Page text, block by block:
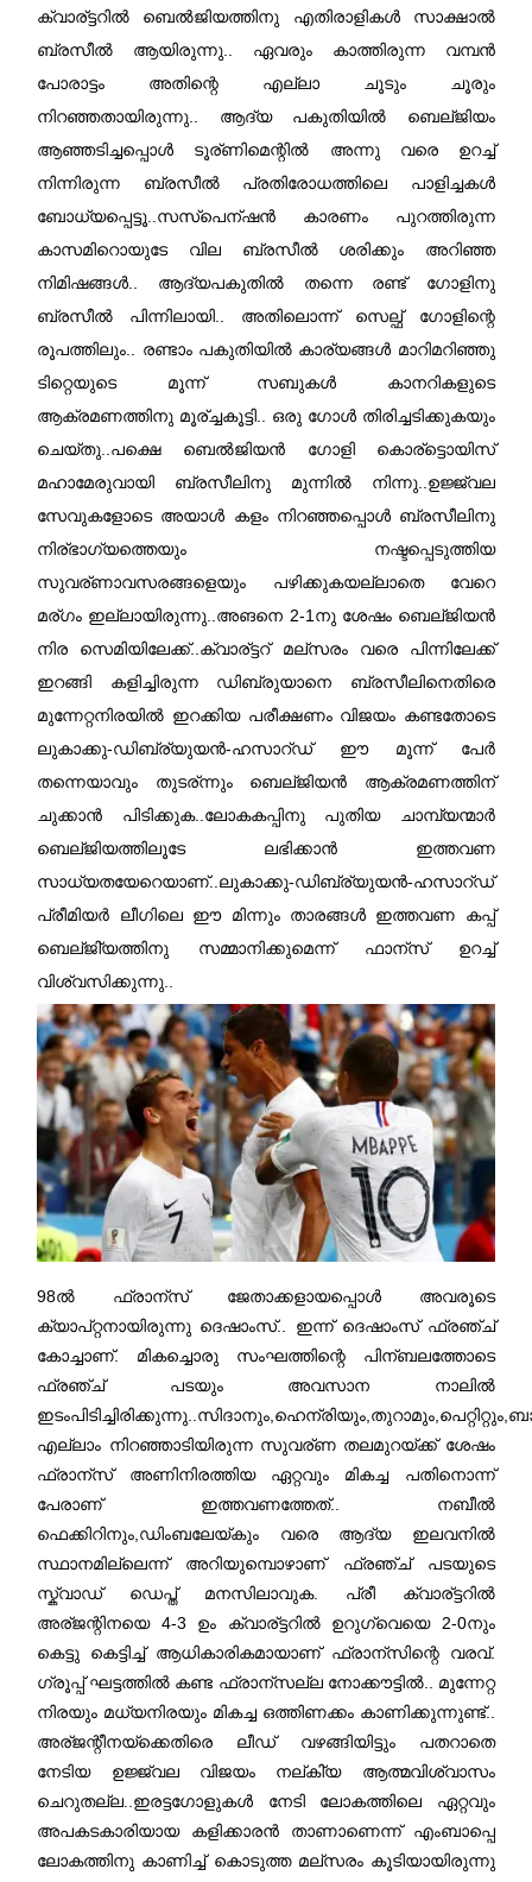
ക്വാര്ട്ടറില്‍ ബെല്‍ജിയത്തിനു എതിരാളികള്‍ സാക്ഷാല്‍
ബ്രസീല്‍ ആയിരുന്നു.. ഏവരും കാത്തിരുന്ന വമ്പന്‍
പോരാട്ടം അതിന്റെ എല്ലാ ചൂടും ചൂരും
നിറഞ്ഞതായിരുന്നു.. ആദ്യ പകുതിയില്‍ ബെല്ജിയം
ആഞ്ഞടിച്ചപ്പൊള്‍ ടൂര്ണിമെന്റില്‍ അന്നു വരെ ഉറച്ച്
നിന്നിരുന്ന ബ്രസീല്‍ പ്രതിരോധത്തിലെ പാളിച്ചകള്‍
ബോധ്യപ്പെട്ടൂ..സസ്പെന്ഷന്‍ കാരണം പുറത്തിരുന്ന
കാസമിറൊയുടേ വില ബ്രസീല്‍ ശരിക്കും അറിഞ്ഞ
നിമിഷങ്ങള്‍.. ആദ്യപകുതില്‍ തന്നെ രണ്ട് ഗോളിനു
ബ്രസീല്‍ പിന്നിലായി.. അതിലൊന്ന് സെല്ഫ് ഗോളിന്റെ
രൂപത്തിലും.. രണ്ടാം പകുതിയില്‍ കാര്യങ്ങള്‍ മാറിമറിഞ്ഞു
ടിറ്റെയുടെ മൂന്ന് സബുകള്‍ കാനറികളുടെ
ആക്രമണത്തിനു മൂര്ച്ചകൂട്ടി.. ഒരു ഗോള്‍ തിരിച്ചടിക്കുകയും
ചെയ്തു..പക്ഷെ ബെല്‍ജിയന്‍ ഗോളി കൊര്ട്ടൊയിസ്
മഹാമേരുവായി ബ്രസീലിനു മുന്നില്‍ നിന്നു..ഉജ്ജ്വല
സേവുകളോടെ അയാള്‍ കളം നിറഞ്ഞപ്പൊള്‍ ബ്രസീലിനു
നിര്ഭാഗ്യത്തെയും നഷ്ടപ്പെടുത്തിയ
സുവര്ണാവസരങ്ങളെയും പഴിക്കുകയല്ലാതെ വേറെ
മര്ഗം ഇല്ലായിരുന്നു..അങനെ 2-1നു ശേഷം ബെല്ജിയന്‍
നിര സെമിയിലേക്ക്..ക്വാര്ട്ടറ് മല്സരം വരെ പിന്നിലേക്ക്
ഇറങ്ങി കളിച്ചിരുന്ന ഡിബ്രുയാനെ ബ്രസീലിനെതിരെ
മുന്നേറ്റനിരയില്‍ ഇറക്കിയ പരീക്ഷണം വിജയം കണ്ടതോടെ
ലുകാക്കു-ഡിബ്ര്യുയന്‍-ഹസാറ്ഡ് ഈ മൂന്ന് പേര്‍
തന്നെയാവും തുടര്ന്നും ബെല്ജിയന്‍ ആക്രമണത്തിന്
ചുക്കാന്‍ പിടിക്കുക..ലോകകപ്പിനു പുതിയ ചാമ്പ്യന്മാര്‍
ബെല്ജിയത്തിലൂടേ ലഭിക്കാന്‍ ഇത്തവണ
സാധ്യതയേറെയാണ്..ലുകാക്കു-ഡിബ്ര്യുയന്‍-ഹസാറ്ഡ്
പ്രീമിയര്‍ ലീഗിലെ ഈ മിന്നും താരങ്ങള്‍ ഇത്തവണ കപ്പ്
ബെല്ജി്യത്തിനു സമ്മാനിക്കുമെന്ന് ഫാന്സ് ഉറച്ച്
വിശ്വസിക്കുന്നു..
98ല്‍ ഫ്രാന്സ് ജേതാക്കളായപ്പൊള്‍ അവരൂടെ
ക്യാപ്റ്റനായിരുന്നു ദെഷാംസ്.. ഇന്ന് ദെഷാംസ് ഫ്രഞ്ച്
കോച്ചാണ്. മികച്ചൊരു സംഘത്തിന്റെ പിന്ബലത്തോടെ
ഫ്രഞ്ച് പടയും അവസാന നാലില്‍
എല്ലാം നിറഞ്ഞാടിയിരുന്ന സുവര്ണ തലമുറയ്ക്ക് ശേഷം
ഫ്രാന്സ് അണിനിരത്തിയ ഏറ്റവും മികച്ച പതിനൊന്ന്
പേരാണ് ഇത്തവണത്തേത്.. നബീല്‍
ഫെക്കിറിനും,ഡിംബലേയ്കും വരെ ആദ്യ ഇലവനില്‍
സ്ഥാനമില്ലെന്ന് അറിയുമ്പൊഴാണ് ഫ്രഞ്ച് പടയുടെ
സ്ക്വാഡ് ഡെപ്ത് മനസിലാവുക. പ്രീ ക്വാര്ട്ടറില്‍
അര്ജന്റിനയെ 4-3 ഉം ക്വാര്ട്ടറില്‍ ഉറുഗ്വെയെ 2-0നും
കെട്ടു കെട്ടിച്ച് ആധികാരികമായാണ് ഫ്രാന്സിന്റെ വരവ്.
ഗ്രൂപ്പ് ഘട്ടത്തില്‍ കണ്ട ഫ്രാന്സല്ല നോക്കൗട്ടില്‍.. മുന്നേറ്റ
നിരയും മധ്യനിരയും മികച്ച ഒത്തിണക്കം കാണിക്കുന്നുണ്ട്..
അര്ജന്റീനയ്ക്കെതിരെ ലീഡ് വഴങ്ങിയിട്ടും പതറാതെ
നേടിയ ഉജ്ജ്വല വിജയം നല്കി്യ ആത്മവിശ്വാസം
ചെറുതല്ല..ഇരട്ടഗോളുകള്‍ നേടി ലോകത്തിലെ ഏറ്റവും
അപകടകാരിയായ കളിക്കാരന്‍ താണാണെന്ന് എംബാപ്പെ
ലോകത്തിനു കാണിച്ച് കൊടുത്ത മല്സ‍രം കൂടിയായിരുന്നു